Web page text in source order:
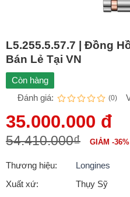
L5.255.5.57.7 | Đồng
Bán Lẻ Tại VN
Còn hàng
Đánh giá:
(0)
35.000.000 đ
54.410.000₫ GIẢM -36%
Thương hiệu:
Longines
Xuất xứ:
Thụy Sỹ